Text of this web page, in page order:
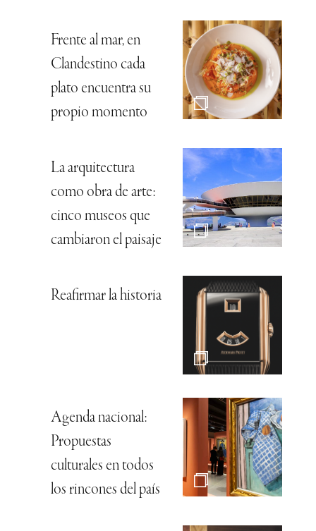
Frente al mar, en
Clandestino cada
plato encuentra su
propio momento
La arquitectura
como obra de arte:
cinco museos que
cambiaron el paisaje
Reafirmar la historia
Agenda nacional:
Propuestas
culturales en todos
los rincones del país